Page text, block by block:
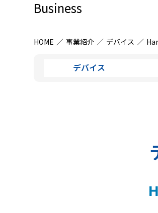
Business
HOME 事業紹介 デバイス
デバイス